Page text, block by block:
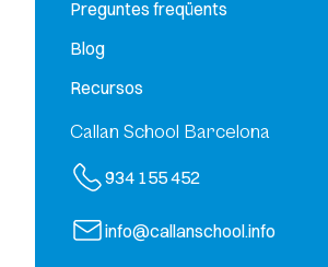
Preguntes freqüents
Blog
Recursos
Callan School Barcelona
934 155 452
info@callanschool.info